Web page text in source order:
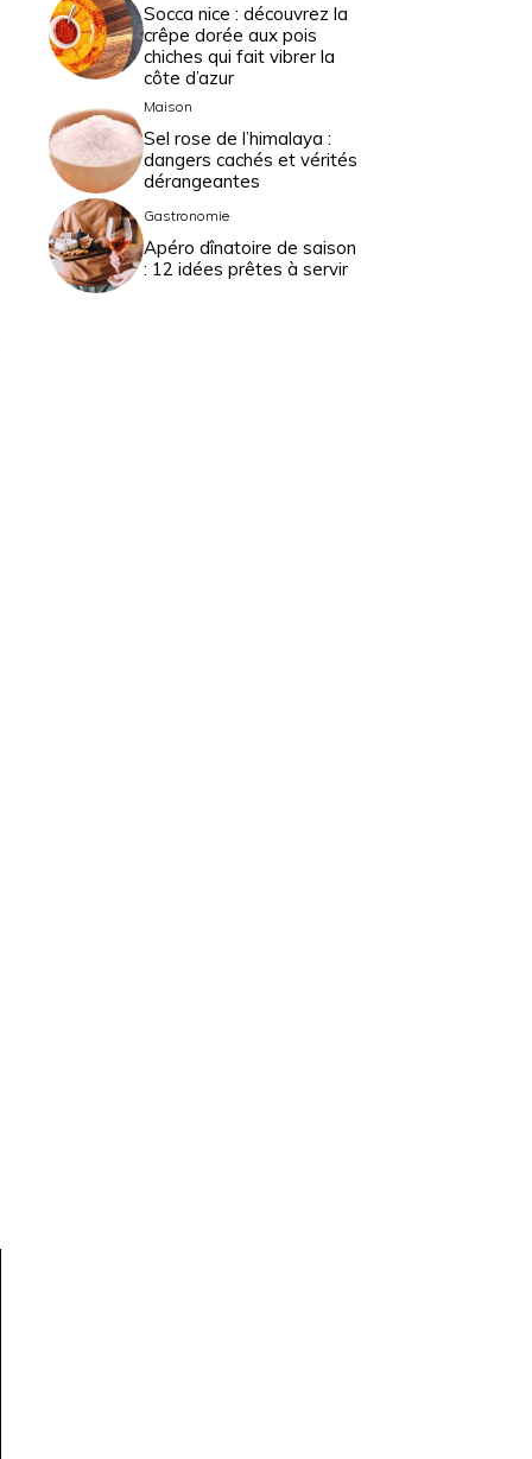
Socca nice : découvrez la
crêpe dorée aux pois
chiches qui fait vibrer la
côte d’azur
Maison
Sel rose de l’himalaya :
dangers cachés et vérités
dérangeantes
Gastronomie
Apéro dînatoire de saison
: 12 idées prêtes à servir